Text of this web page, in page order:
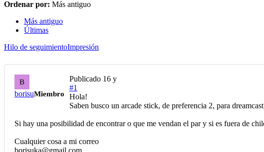
Ordenar por: Más antiguo
Más antiguo
Últimas
Hilo de seguimientoImpresión
B
borisuMiembro
Publicado 16 y
#1
Hola!
Saben busco un arcade stick, de preferencia 2, para
Si hay una posibilidad de encontrar o que me vendan el par y si es fuera de
Cualquier cosa a mi correo
borisuka@gmail.com